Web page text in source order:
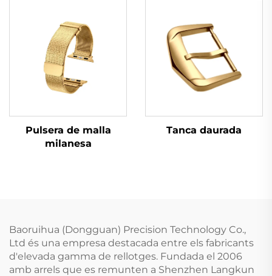
Pulsera de malla
milanesa
Tanca daurada
Baoruihua (Dongguan) Precision Technology Co.,
Ltd és una empresa destacada entre els fabricants
d'elevada gamma de rellotges. Fundada el 2006
amb arrels que es remunten a Shenzhen Langkun